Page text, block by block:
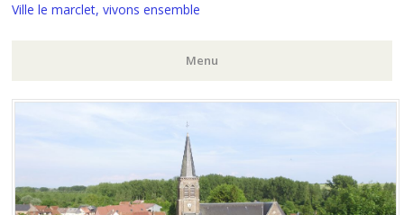
Ville le marclet, vivons ensemble
Menu
Aller